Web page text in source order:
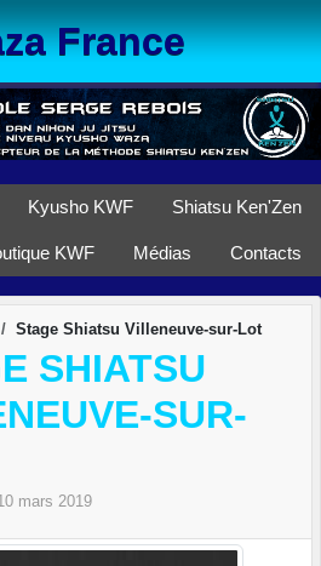
France
Kyusho KWF Shiatsu Ken'Zen
KWF Médias Contacts
Stage Shiatsu Villeneuve-sur-Lot
SHIATSU
SUR-
mars 2019